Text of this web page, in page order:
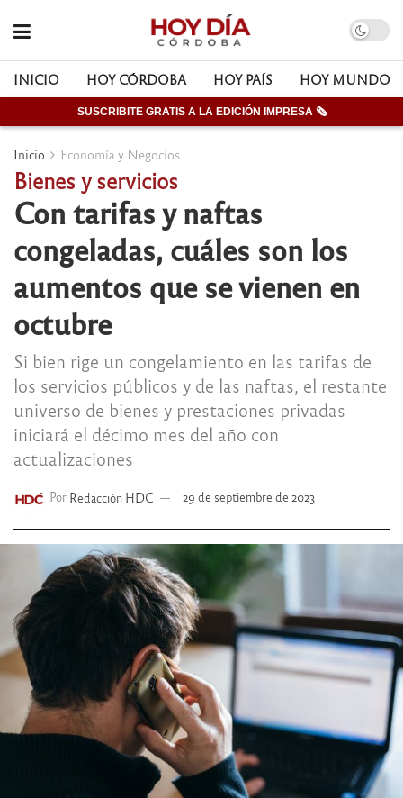
INICIO HOY CÓRDOBA HOY PAÍS HOY MUNDO
SUSCRIBITE GRATIS A LA EDICIÓN IMPRESA 🗞
Inicio Economía y Negocios
Bienes y servicios
Con tarifas y naftas
congeladas, cuáles son los
aumentos que se vienen en
octubre
Si bien rige un congelamiento en las tarifas de
los servicios públicos y de las naftas, el restante
universo de bienes y prestaciones privadas
iniciará el décimo mes del año con
actualizaciones
Por Redacción HDC 29 de septiembre de 2023